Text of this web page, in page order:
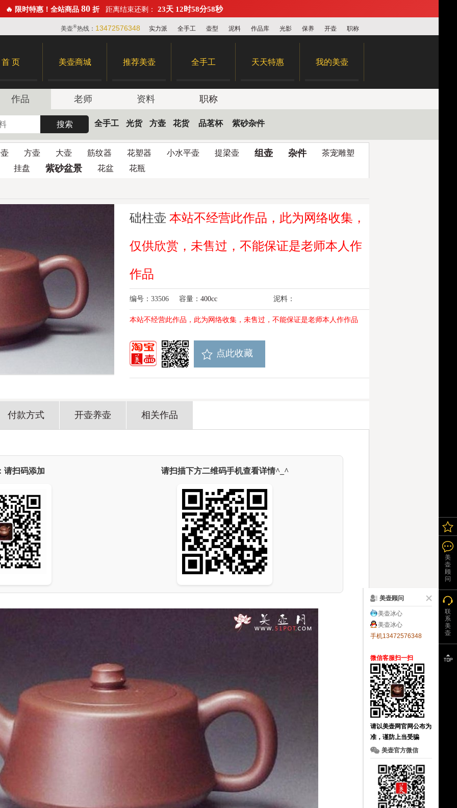
🔥 限时特惠！全站商品 80 折 距离结束还剩： 23天 12时58分57秒
职称
开壶
保养
光影
作品库
泥料
壶型
全手工
实力派
美壶®热线： 13472576348
首 页 美壶商城 推荐美壶 全手工 天天特惠 我的美壶
作品 老师 资料 职称
全手工 光货 方壶 花货 品茗杯 紫砂杂件
方壶 大壶 筋纹器 花塑器 小水平壶 提梁壶 组壶 杂件
茶宠雕塑
挂盘
紫砂盆景 花盆 花瓶
础柱壶 本站不经营此作品，此为网络收集，
仅供欣赏，未售过，不能保证是老师本人作
作品
编号：33506 容量： 400cc 泥料：
本站不经营此作品，此为网络收集，未售过，不能保证是老师本人作作品
点此收藏
付款方式 开壶养壶 相关作品
请扫码添加 请扫描下方二维码手机查看详情^_^
美
壶
顾
问
联
系
美
壶
美壶顾问
美壶冰心
美壶冰心
手机13472576348
微信客服扫一扫
请以美壶网官网公布为
准，谨防上当受骗
美壶官方微信